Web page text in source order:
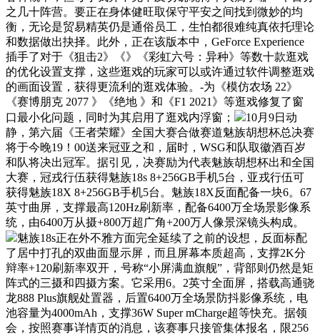
之几十阵营。要正在身体健旺取保守平安之间找到微妙的均
衡，无论是贸易精英仍是通俗员工，生怕都很难纯真依托理论
和数据做出抉择。此外，正在该版本中，GeForce Experience
插手了对于《狙击2》《》《彩虹六号：异种》等数十款逛戏
的优化设置支撑，这些逛戏的玩家可以或许通过软件调整逛戏
的画面设置，获得更流利的逛戏体验。-为《模仿农场 22》
《赛博朋克 2077 》《绝地 》和《F1 2021》等逛戏修复了窗
口最小化问题，同时为其启用了逛戏内浮窗；
10月9日动
静，第六届《王者荣耀》全国大赛合做赛道魅族胡想杯总决赛
将于今晚19！00送来冠亚之和，届时，WSG和队取徽酒百岁
和队将决出冠军。据引见，决赛励为代表魅族胡想杯出和全国
大赛，冠戎行伍获得魅族18s 8+256GB手机5台，亚戎行伍可
获得魅族18X 8+256GB手机5台。魅族18X反面配备一块6。67
英寸曲屏，支撑最高120Hz刷新率，配备6400万全场景影像系
统，由6400万从摄+800万超广角+200万人像景深镜头构成。
魅族18s正在外不雅方面完全延续了之前的设想，反面标配
了居中打孔的双曲面显示屏，而且屏幕本质超高，支撑2K分
辩率+120刷新率双开，号称“小屏满血旗舰”，背部则仍然是矩
阵式的三摄和四摄方案。它采用6。2英寸全面屏，搭载高通骁
龙888 Plus旗舰处置器，后置6400万全场景防抖影像系统，电
池容量为4000mAh，支撑36W Super mCharge超等快充。据领
会，按照赛事详情页的消息，该赛事只接管集体报名，限256